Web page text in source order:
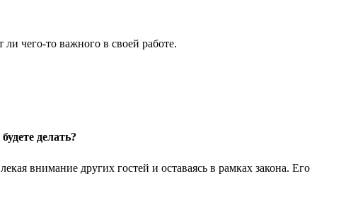
чего-то важного в своей работе.
делать?
внимание других гостей и оставаясь в рамках закона. Его